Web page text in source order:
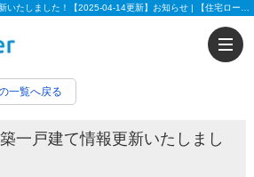
一覧へ戻る
一戸建て情報更新いたしまし